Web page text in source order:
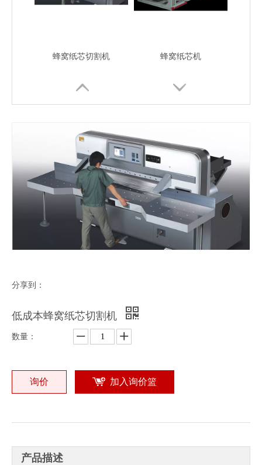
蜂窝纸芯切割机 蜂窝纸芯机
热销半自动蜂窝纸机 高效半自动蜂窝纸机
分享到：
低成本蜂窝纸芯切割机
数量：
询价 加入询价篮
产品描述